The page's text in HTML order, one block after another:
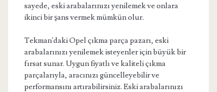
sayede, eski arabalarınızı yenilemek ve onlara
ikinci bir şans vermek mümkün olur.
Tekman'daki Opel çıkma parça pazarı, eski
arabalarınızı yenilemek isteyenler için büyük bir
fırsat sunar. Uygun fiyatlı ve kaliteli çıkma
parçalarıyla, aracınızı güncelleyebilir ve
performansını artırabilirsiniz. Eski arabalarınızı